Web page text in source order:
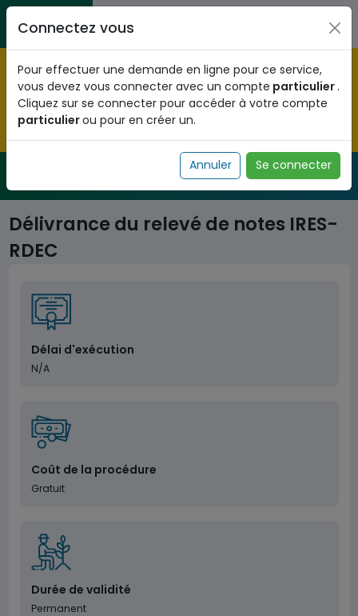
Aller au contenu principal
Citoyens
Pré-enregistrez vous dès maintenant pour le programme
national d'identification biométrique et
obtenez votre Numéro d'Identification Unique (NIU) en
cliquant
Fermer
de l'administration togolaise
Délivrance du relevé de notes IRES-
RDEC
Délai d'exécution
N/A
Coût de la procédure
Gratuit
Durée de validité
Permanent
Connectez vous
Pour effectuer une demande en ligne pour ce service,
vous devez vous connecter avec un compte particulier.
Cliquez sur se connecter pour accéder à votre compte
particulierou pour en créer un.
Annuler Se connecter